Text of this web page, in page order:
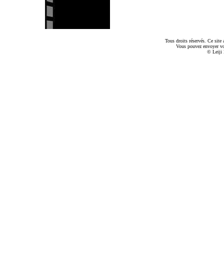
Tous droits réservés. Ce site
Vous pouvez envoyer
© Leiji